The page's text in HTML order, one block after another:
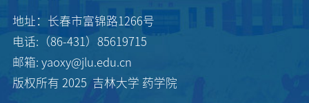
地址：长春市富锦路1266号
电话:（86-431）85619715
邮箱: yaoxy@jlu.edu.cn
版权所有 2025 吉林大学 药学院